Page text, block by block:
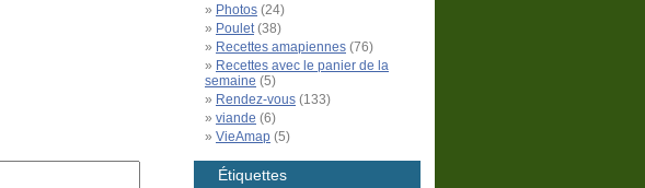
Photos (24)
Poulet(38)
Recettes amapiennes (76)
Recettes avec le panier de la
semaine (5)
Rendez-vous (133)
viande (6)
VieAmap (5)
Étiquettes